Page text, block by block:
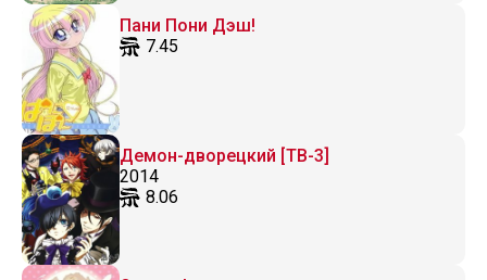
Пани Пони Дэш!
7.45
Демон-дворецкий [ТВ-3]
2014
8.06